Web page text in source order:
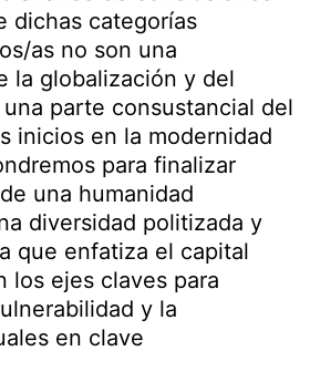
dichas categorías
as no son una
la globalización y del
parte consustancial del
inicios en la modernidad
para finalizar
una humanidad
diversidad politizada y
que enfatiza el capital
los ejes claves para
y la
en clave